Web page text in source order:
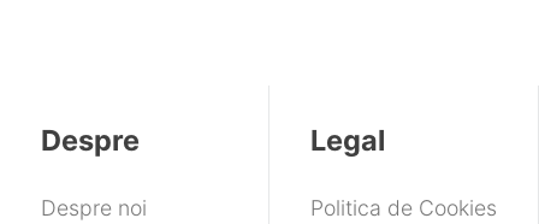
Despre
Despre noi
Legal
Politica de Cookies